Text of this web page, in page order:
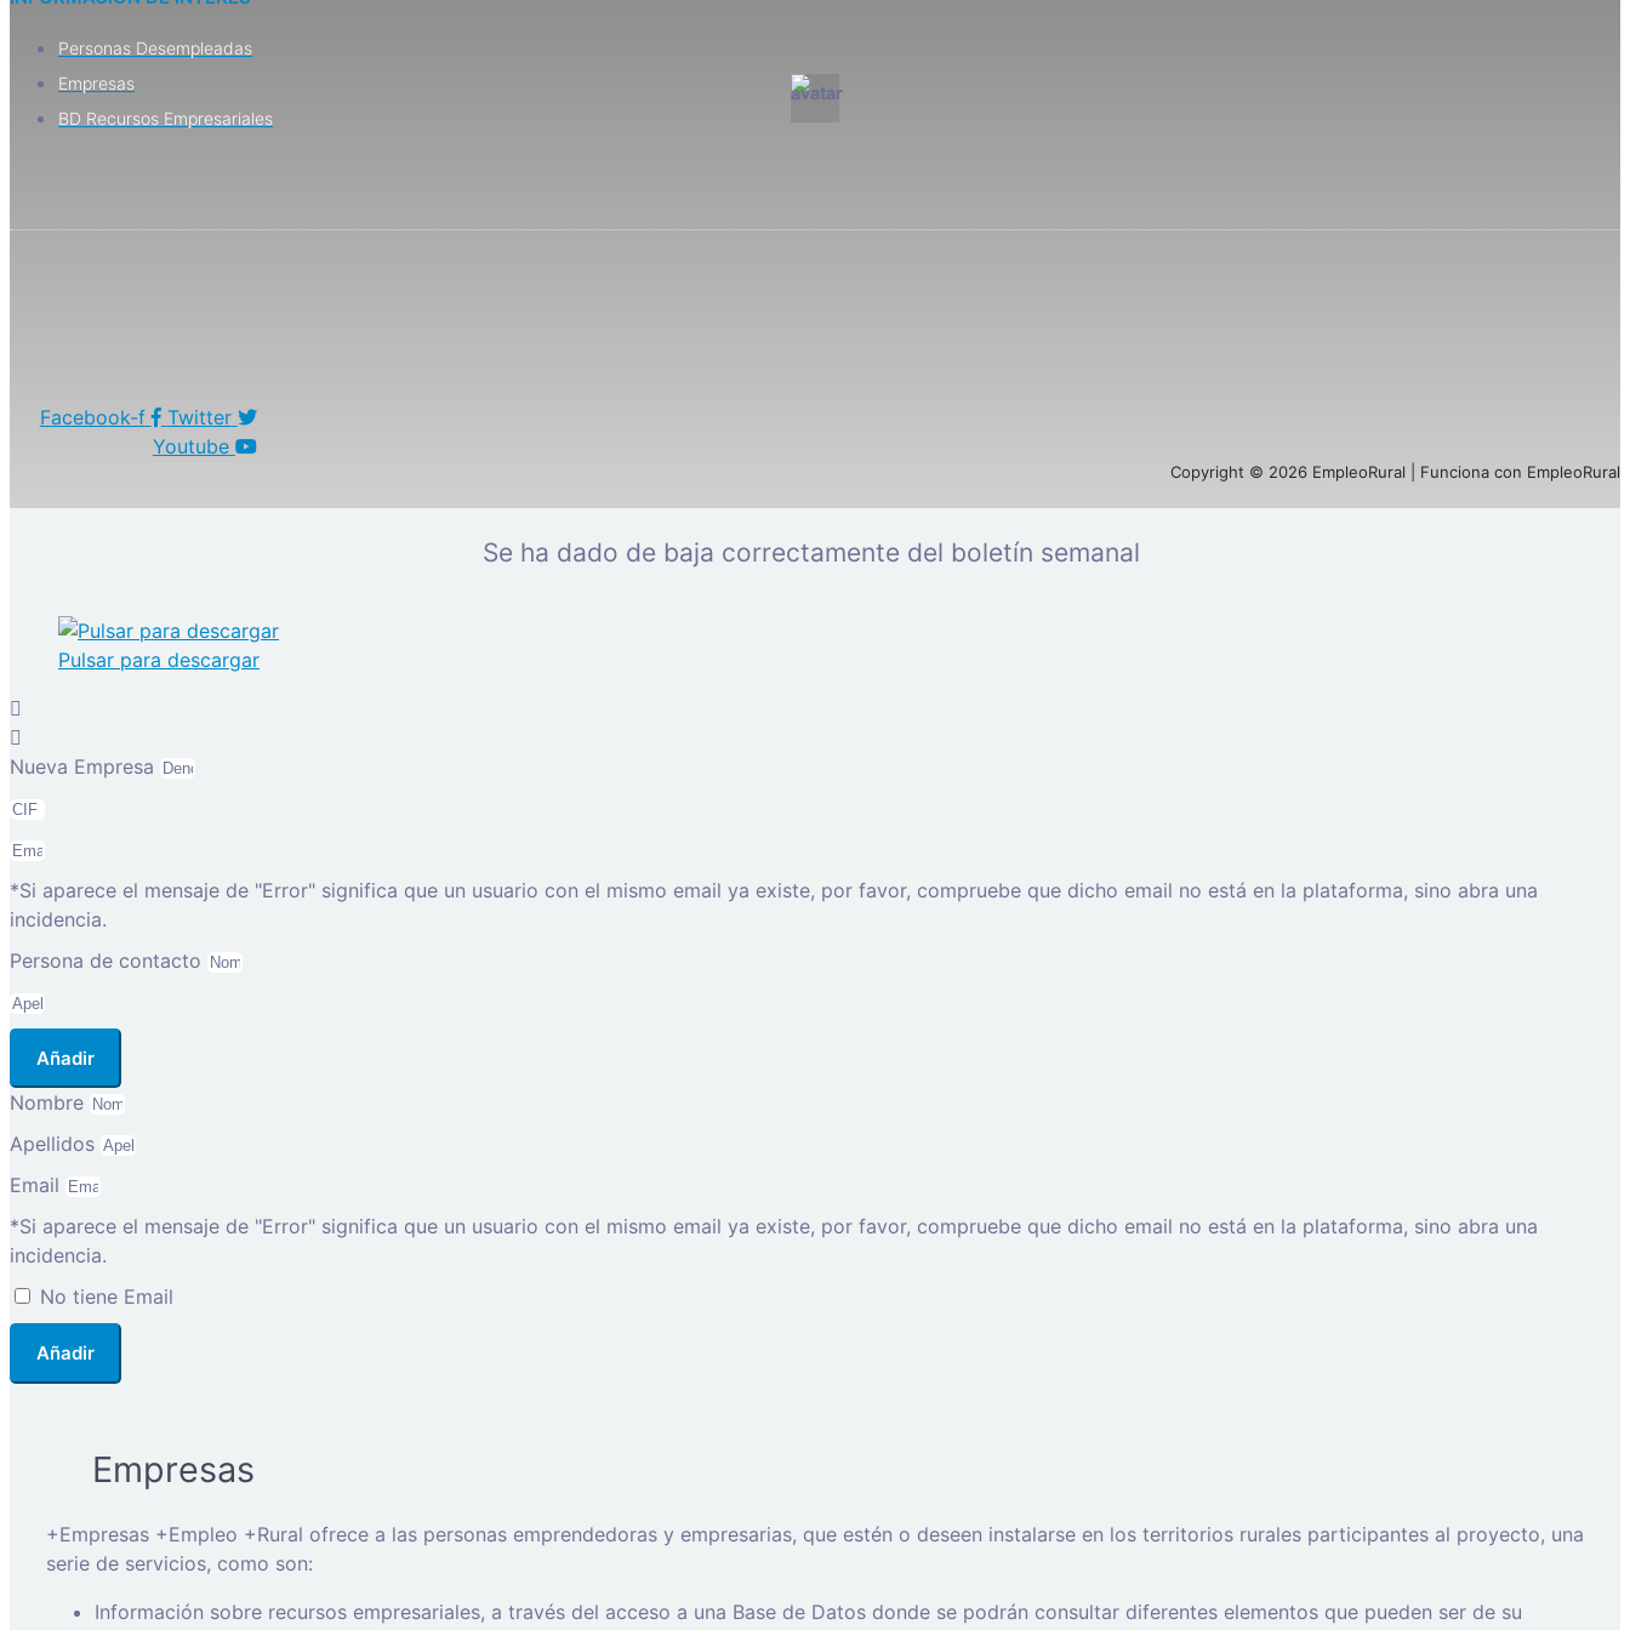
Personas Desempleadas
Empresas
BD Recursos Empresariales
Facebook-f
Twitter
Youtube
Copyright © 2026 EmpleoRural | Funciona con EmpleoRural
Se ha dado de baja correctamente del boletín semanal
Pulsar para descargar
Nueva Empresa
*Si aparece el mensaje de "Error" significa que un usuario con el mismo email ya existe, por favor, compruebe que dicho email no está en la plataforma, sino abra una
incidencia.
Persona de contacto
Añadir
Nombre
Apellidos
Email
*Si aparece el mensaje de "Error" significa que un usuario con el mismo email ya existe, por favor, compruebe que dicho email no está en la plataforma, sino abra una
incidencia.
No tiene Email
Añadir
Empresas
+Empresas +Empleo +Rural ofrece a las personas emprendedoras y empresarias, que estén o deseen instalarse en los territorios rurales participantes al proyecto, una
serie de servicios, como son:
Información sobre recursos empresariales, a través del acceso a una Base de Datos donde se podrán consultar diferentes elementos que pueden ser de su